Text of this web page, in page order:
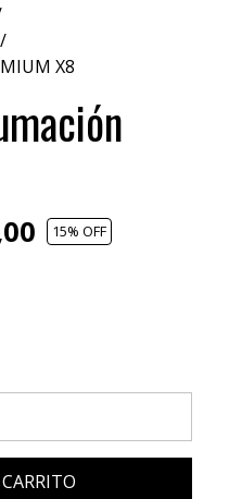
X8
15% OFF